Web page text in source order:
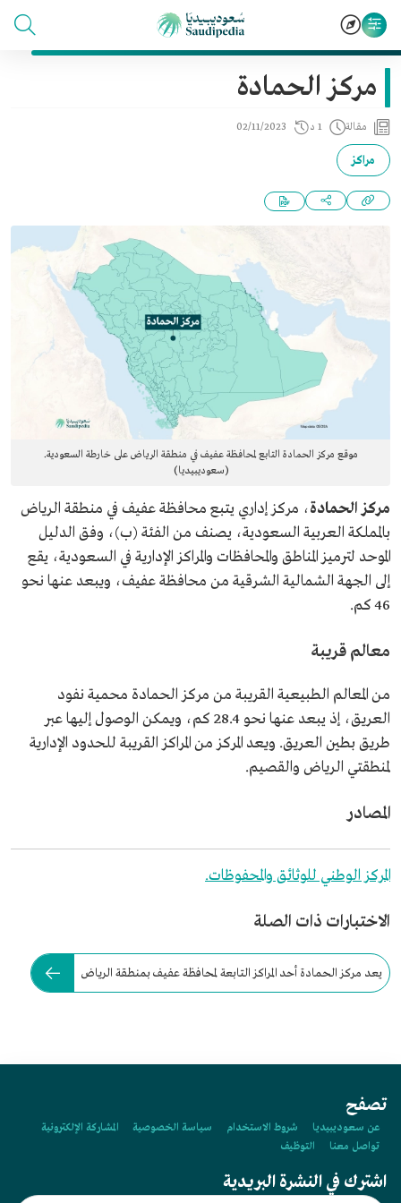
مركز الحمادة
مقالة 1 د 02/11/2023
مراكز
موقع مركز الحمادة التابع لمحافظة عفيف في منطقة الرياض على خارطة السعودية.
(سعوديبيديا)
مركز الحمادة، مركز إداري يتبع محافظة عفيف في منطقة الرياض
بالمملكة العربية السعودية، يصنف من الفئة (ب)، وفق الدليل
الموحد لترميز المناطق والمحافظات والمراكز الإدارية في السعودية، يقع
إلى الجهة الشمالية الشرقية من محافظة عفيف، ويبعد عنها نحو
46 كم.
معالم قريبة
من المعالم الطبيعية القريبة من مركز الحمادة محمية نفود
العريق، إذ يبعد عنها نحو 28.4 كم، ويمكن الوصول إليها عبر
طريق بطين العريق. ويعد المركز من المراكز القريبة للحدود الإدارية
لمنطقتي الرياض والقصيم.
المصادر
المركز الوطني للوثائق والمحفوظات.
الاختبارات ذات الصلة
يعد مركز الحمادة أحد المراكز التابعة لمحافظة عفيف بمنطقة الرياض
تصفح
عن سعوديبيديا شروط الاستخدام سياسة الخصوصية
المشاركة الإلكترونية
تواصل معنا
التوظيف
اشترك في النشرة البريدية